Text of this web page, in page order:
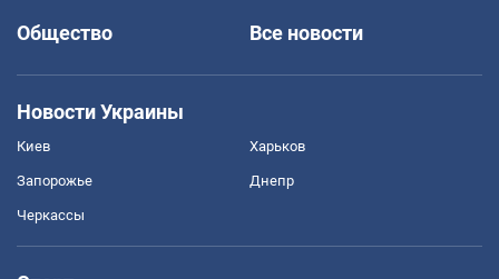
Общество
Все новости
Новости Украины
Киев Харьков
Запорожье Днепр
Черкассы